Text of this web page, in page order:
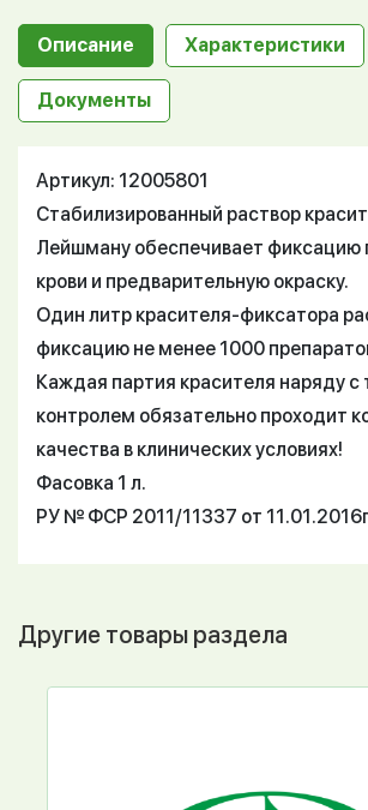
Описание Характеристики
Документы
Артикул: 12005801
Стабилизированный раствор
Лейшману обеспечивает фиксацию
крови и предварительную окраску.
Один литр красителя-фиксатора
фиксацию не менее 1000
Каждая партия красителя наряду с
контролем обязательно проходит
качества в клинических условиях!
Фасовка 1 л.
РУ № ФСР 2011/11337 от
Другие товары раздела